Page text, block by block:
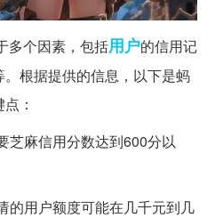
多个因素，包括用户的信用记
根据提供的信息，以下是蚂
：
芝麻信用分数达到600分以
的用户额度可能在几千元到几